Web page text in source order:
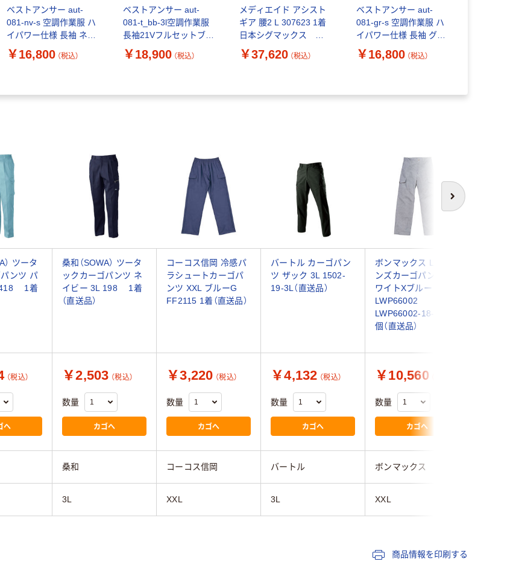
ベストアンサー aut-
081-nv-s 空調作業服 ハ
イパワー仕様 長袖 ネイ
ビーS 1セット（直送品）
￥16,800 （税込）
ベストアンサー aut-
081-t_bb-3l空調作業服
長袖21Vフルセットブラ
ウンベージュ3L aut-
081-t_bb-3l 1セット（直
￥18,900 （税込）
メディエイド アシスト
ギア 腰2 L 307623 1着
日本シグマックス ア
シストスーツ
￥37,620 （税込）
ベストアンサー aut-
081-gr-s 空調作業服 ハ
イパワー仕様 長袖 グレ
ーS 1セット（直送品）
￥16,800 （税込）
次へ
） ツータ
ンツ パ
418 1着
桑和（SOWA） ツータ
ックカーゴパンツ ネ
イビー 3L 198 1着
（直送品）
コーコス信岡 冷感パ
ラシュートカーゴパ
ンツ XXL ブルーG
FF2115 1着（直送品）
バートル カーゴパン
ツ ザック 3L 1502-
19-3L（直送品）
ボンマックス Leeメ
ンズカーゴパンツ ホ
ワイトXブルー XXL
LWP66002
LWP66002-18-XXL 1
個（直送品）
（税込）
へ
￥2,503 （税込）
数量
カゴへ
￥3,220 （税込）
数量
カゴへ
￥4,132 （税込）
数量
カゴへ
￥10,560
数量
カゴへ
桑和 コーコス信岡 バートル ボンマックス
3L XXL 3L XXL
商品情報を印刷する